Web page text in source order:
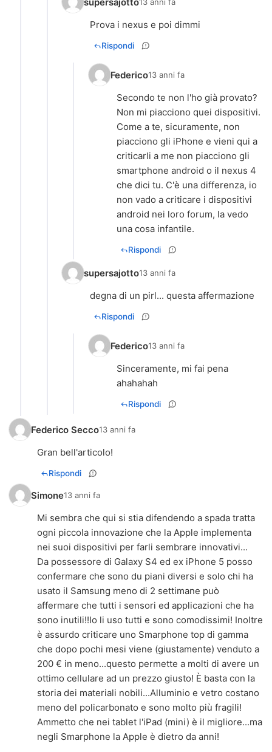
Prova i nexus e poi dimmi
Rispondi
Federico13 anni fa
Secondo te non l'ho già provato?
Non mi piacciono quei dispositivi.
Come a te, sicuramente, non
piacciono gli iPhone e vieni qui a
criticarli a me non piacciono gli
smartphone android o il nexus 4
che dici tu. C'è una differenza, io
non vado a criticare i dispositivi
android nei loro forum, la vedo
una cosa infantile.
Rispondi
supersajotto13 anni fa
degna di un pirl... questa affermazione
Rispondi
Federico13 anni fa
Sinceramente, mi fai pena
ahahahah
Rispondi
Federico Secco13 anni fa
Gran bell'articolo!
Rispondi
Simone13 anni fa
Mi sembra che qui si stia difendendo a spada tratta
ogni piccola innovazione che la Apple implementa
nei suoi dispositivi per farli sembrare innovativi...
Da possessore di Galaxy S4 ed ex iPhone 5 posso
confermare che sono du piani diversi e solo chi ha
usato il Samsung meno di 2 settimane può
affermare che tutti i sensori ed applicazioni che ha
sono inutili!!Io li uso tutti e sono comodissimi! Inoltre
è assurdo criticare uno Smarphone top di gamma
che dopo pochi mesi viene (giustamente) venduto a
200 € in meno...questo permette a molti di avere un
ottimo cellulare ad un prezzo giusto! È basta con la
storia dei materiali nobili...Alluminio e vetro costano
meno del policarbonato e sono molto più fragili!
Ammetto che nei tablet l'iPad (mini) è il migliore...ma